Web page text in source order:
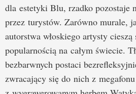
dla estetyki Blu, rzadko pozostaje
przez turystów. Zarówno murale,
autorstwa włoskiego artysty
popularnością na całym świecie.
bezbarwnych postaci
zwracający się do nich z